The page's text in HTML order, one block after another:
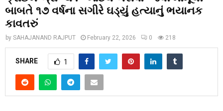
બાબતે ૧૭ વર્ષના સગીરે ઘડ્યું હત્યાનું ભયાનક
કાવતરું
by SAHAJANAND RAJPUT February 22, 2026 0 218
SHARE 1